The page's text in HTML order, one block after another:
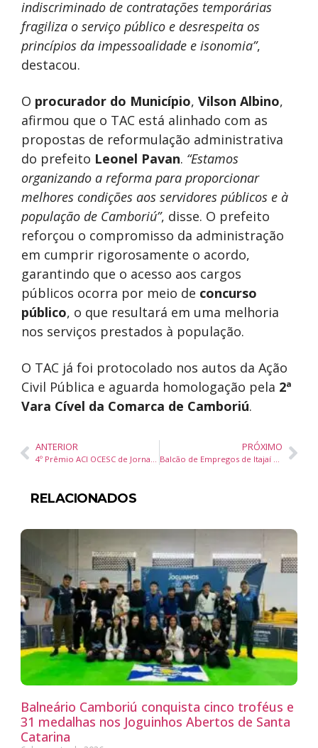
indiscriminado de contratações temporárias
fragiliza o serviço público e desrespeita os
princípios da impessoalidade e isonomia”,
destacou.
O procurador do Município, Vilson Albino,
afirmou que o TAC está alinhado com as
propostas de reformulação administrativa
do prefeito Leonel Pavan. “Estamos
organizando a reforma para proporcionar
melhores condições aos servidores públicos e à
população de Camboriú”, disse. O prefeito
reforçou o compromisso da administração
em cumprir rigorosamente o acordo,
garantindo que o acesso aos cargos
públicos ocorra por meio de concurso
público, o que resultará em uma melhoria
nos serviços prestados à população.
O TAC já foi protocolado nos autos da Ação
Civil Pública e aguarda homologação pela 2ª
Vara Cível da Comarca de Camboriú.
ANTERIOR
4º Prêmio ACI OCESC de Jornalismo homenageia Sônia Bridi e premia melhores trabalhos em Santa Catarina
PRÓXIMO
Balcão de Empregos de Itajaí oferece mais de 2 mil vagas de trabalho
RELACIONADOS
Balneário Camboriú conquista cinco troféus e
31 medalhas nos Joguinhos Abertos de Santa
Catarina